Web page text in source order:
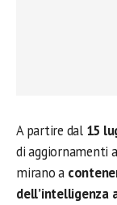
A partire dal 15
di aggiornamenti
mirano a
dell’intelligenza